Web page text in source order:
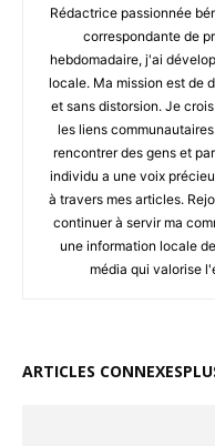
Rédactrice passionnée
correspondante de
hebdomadaire, j'ai
locale. Ma mission est de
et sans distorsion. Je
les liens
rencontrer des gens et
individu a une voix
à travers mes articles.
continuer à servir ma
une information locale
média qui valorise
ARTICLES CONNEXES